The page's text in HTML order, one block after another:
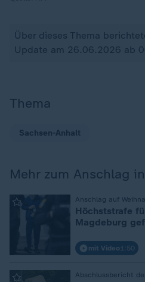
Über dieses Thema
Update am 26.06.2026 ab
Thema
Sachsen-Anhalt
Mehr zum Anschlag
Anschlag auf
Höchststrafe
Magdeburg
mit Video 1:50
Abschlussbericht